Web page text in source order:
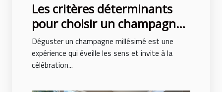
Les critères déterminants
pour choisir un champagne
millésimé de qualité
Déguster un champagne millésimé est une
expérience qui éveille les sens et invite à la
célébration...